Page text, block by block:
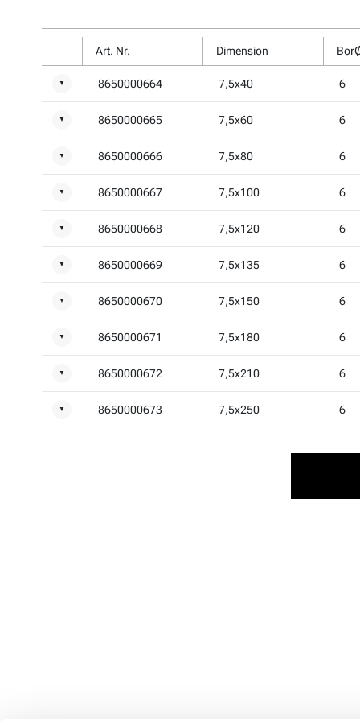
Art. Nr. Dimension
▼ 8650000664 7,5x40 6
▼ 8650000665 7,5x60 6
▼ 8650000666 7,5x80 6
▼ 8650000667 7,5x100 6
▼ 8650000668 7,5x120 6
▼ 8650000669 7,5x135 6
▼ 8650000670 7,5x150 6
▼ 8650000671 7,5x180 6
▼ 8650000672 7,5x210 6
▼ 8650000673 7,5x250 6